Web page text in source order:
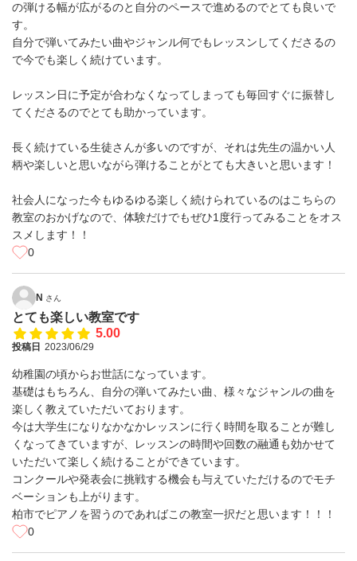
の弾ける幅が広がるのと自分のペースで進めるのでとても良いで
す。
自分で弾いてみたい曲やジャンル何でもレッスンしてくださるの
で今でも楽しく続けています。
レッスン日に予定が合わなくなってしまっても毎回すぐに振替し
てくださるのでとても助かっています。
長く続けている生徒さんが多いのですが、それは先生の温かい人
柄や楽しいと思いながら弾けることがとても大きいと思います！
社会人になった今もゆるゆる楽しく続けられているのはこちらの
教室のおかげなので、体験だけでもぜひ1度行ってみることをオス
スメします！！
0
N さん
とても楽しい教室です
5.00
投稿日 2023/06/29
幼稚園の頃からお世話になっています。
基礎はもちろん、自分の弾いてみたい曲、様々なジャンルの曲を
楽しく教えていただいております。
今は大学生になりなかなかレッスンに行く時間を取ることが難し
くなってきていますが、レッスンの時間や回数の融通も効かせて
いただいて楽しく続けることができています。
コンクールや発表会に挑戦する機会も与えていただけるのでモチ
ベーションも上がります。
柏市でピアノを習うのであればこの教室一択だと思います！！！
0